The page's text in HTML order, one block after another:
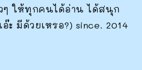
ให้ทุกคนได้อ่าน ได้สนุก
อ๊ะ มีด้วยเหรอ?) since. 2014